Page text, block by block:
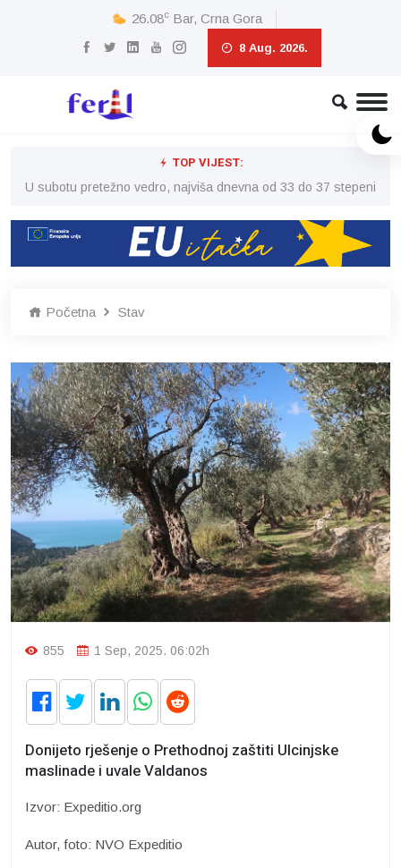
26.08c Bar, Crna Gora
8 Aug. 2026.
TOP VIJEST:
U subotu pretežno vedro, najviša dnevna od 33 do 37 stepeni
Početna Stav
855 1 Sep, 2025. 06:02h
Donijeto rješenje o Prethodnoj zaštiti Ulcinjske
maslinade i uvale Valdanos
Izvor: Expeditio.org
Autor, foto: NVO Expeditio